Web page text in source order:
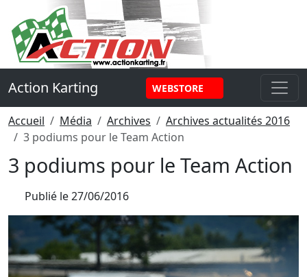
Panneau de gestion des cookies
Action Karting WEBSTORE
Accueil Média Archives
Archives actualités 2016
3 podiums pour le Team Action
3 podiums pour le Team Action
Publié le27/06/2016